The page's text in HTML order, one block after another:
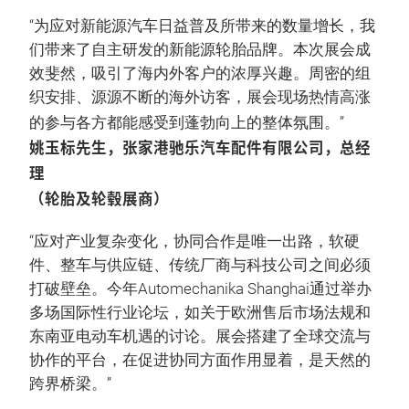
“为应对新能源汽车日益普及所带来的数量增长，我
们带来了自主研发的新能源轮胎品牌。本次展会成
效斐然，吸引了海内外客户的浓厚兴趣。周密的组
织安排、源源不断的海外访客，展会现场热情高涨
的参与各方都能感受到蓬勃向上的整体氛围。”
姚玉标先生，张家港驰乐汽车配件有限公司，总经
理
（轮胎及轮毂展商）
“应对产业复杂变化，协同合作是唯一出路，软硬
件、整车与供应链、传统厂商与科技公司之间必须
打破壁垒。今年Automechanika Shanghai通过举办
多场国际性行业论坛，如关于欧洲售后市场法规和
东南亚电动车机遇的讨论。展会搭建了全球交流与
协作的平台，在促进协同方面作用显着，是天然的
跨界桥梁。”